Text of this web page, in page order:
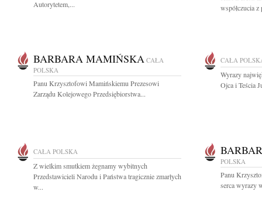
Autorytetem,...
współczucia
BARBARA MAMIŃSKA CAŁA
POLSKA
Panu Krzysztofowi Mamińskiemu Prezesowi
Zarządu Kolejowego Przedsiębiorstwa...
CAŁA
Wyrazy
Ojca i Teścia
CAŁA POLSKA
Z wielkim smutkiem żegnamy wybitnych
Przedstawicieli Narodu i Państwa tragicznie zmarłych
w...
POLSKA
Panu
serca wyrazy